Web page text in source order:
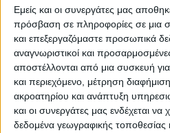
Εμείς και οι συνεργάτες μας
πρόσβαση σε πληροφορίες σε μια
και επεξεργαζόμαστε προσωπικά
αναγνωριστικοί και
αποστέλλονται από μια συσκευή για
και περιεχόμενο, μέτρηση
ακροατηρίου και ανάπτυξη
και οι συνεργάτες μας ενδέχεται
δεδομένα γεωγραφικής
αναγράφουν τα
TAXISnet
αλλά είναι άλλα, πολύ
τα οποία έχουν
συμψηφισμών των
του ΕΝ.Φ.Ι.Α. με ποσά